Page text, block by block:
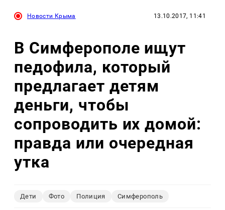
Новости Крыма 13.10.2017, 11:41
В Симферополе ищут
педофила, который
предлагает детям
деньги, чтобы
сопроводить их домой:
правда или очередная
утка
Дети Фото Полиция Симферополь